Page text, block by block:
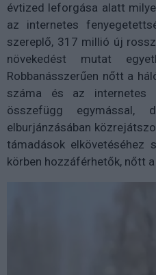
évtized leforgása alatt
az internetes
szereplő, 317 millió új
növekedést mutat
Robbanásszerűen nőtt a
száma és az
összefügg
elburjánzásában
támadások elkövetéséhez
körben hozzáférhetők, nőtt